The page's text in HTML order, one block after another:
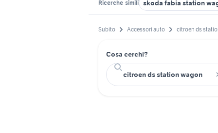
Ricerche simili skoda fabia station
Subito Accessori auto citroen ds
Cosa cerchi?